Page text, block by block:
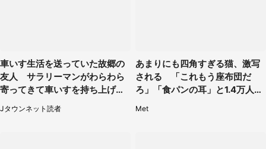
車いす生活を送っていた故郷の
友人 サラリーマンがわらわら
寄ってきて車いすを持ち上げ連
れて行った（福岡県・60代女
性）
Jタウンネット読者
あまりにも四角すぎる猫、激写
される 「これもう座布団だ
ろ」「食パンの耳」と1.4万人困
Met